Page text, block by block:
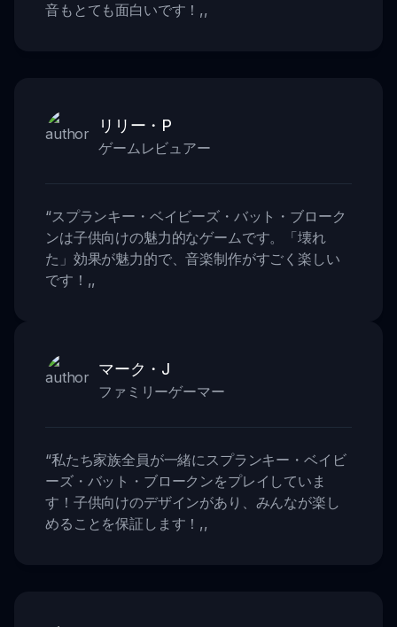
音もとても面白いです！ ,,
リリー・P
ゲームレビュアー
“スプランキー・ベイビーズ・バット・ブローク
ンは子供向けの魅力的なゲームです。「壊れ
た」効果が魅力的で、音楽制作がすごく楽しい
です！ ,,
マーク・J
ファミリーゲーマー
“私たち家族全員が一緒にスプランキー・ベイビ
ーズ・バット・ブロークンをプレイしていま
す！子供向けのデザインがあり、みんなが楽し
めることを保証します！ ,,